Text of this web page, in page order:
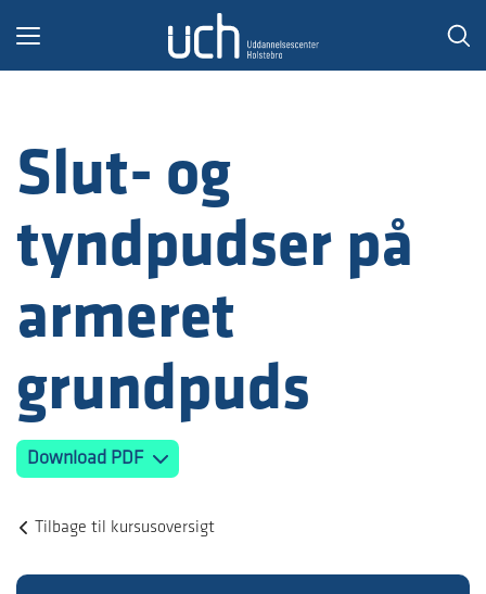
Toggle
Slut- og
tyndpudser på
armeret
grundpuds
Download PDF
Tilbage til kursusoversigt